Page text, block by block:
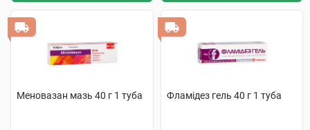
Меновазан мазь 40 г 1 туба Фламідез гель 40 г 1 туба